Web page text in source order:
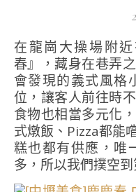
在龍崗大操場附近有間鄉村風格的『鹿鹿
春』，藏身在巷弄
會發現的義式風格
位，讓客人前往時
食物也相當多元化
式燉飯、Pizza都能
糕也都有供應，唯
多，所以我們撲空